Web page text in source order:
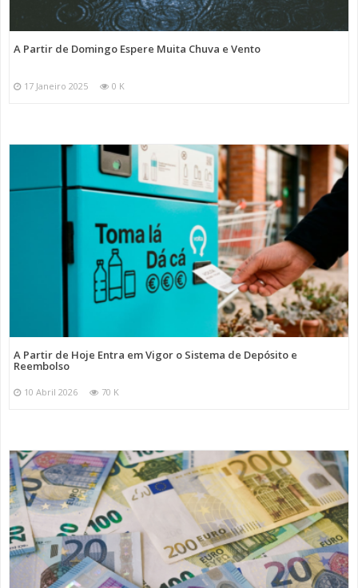
A Partir de Domingo Espere Muita Chuva e Vento
17 Janeiro 2025 0 K
A Partir de Hoje Entra em Vigor o Sistema de Depósito e
Reembolso
10 Abril 2026 70 K